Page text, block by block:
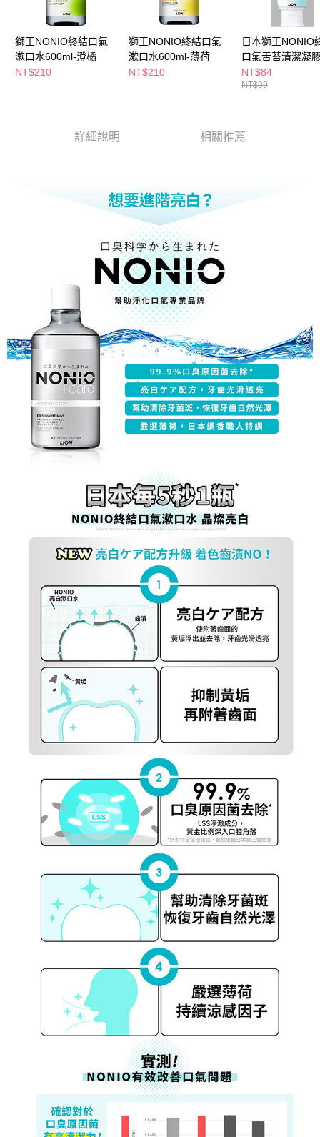
權轉讓予恩沛科技股份有限公司。
２．關於個人資料處理事宜，請瀏覽以下網址：
３．未成年的使用者請事先徵得法定代理人或監護人之同意方可使用
「AFTEE先享後付」，若未經同意申辦者引起之損失，本公司不負相關責
任。
４．使用「AFTEE先享後付」時，將依據個別帳號之用戶狀況，依本公司即
恩沛科技股份有限公司將有權停止該用戶之使用額度並採取法律行動。
付款後7-11取貨
每筆NT$65，滿NT$490(含以上)免運費
宅配(本島)
每筆NT$100，滿NT$790(含以上)免運費
獅王NONIO終結口氣
漱口水600ml-澄橘
NT$210
獅王NONIO終結口氣
漱口水600ml-薄荷
NT$210
日本獅王NONIO
口氣舌苔清潔凝
NT$84
NT$99
詳細說明 相關推薦